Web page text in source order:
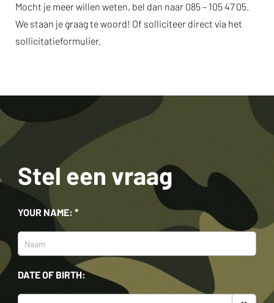
Mocht je meer willen weten, bel dan naar 085 – 105 47 05.
We staan je graag te woord! Of solliciteer direct via het
sollicitatieformulier.
Stel een vraag
YOUR NAME: *
DATE OF BIRTH: